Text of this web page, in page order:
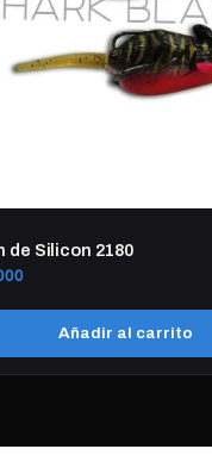
de Silicon 2180
Añadir al carrito